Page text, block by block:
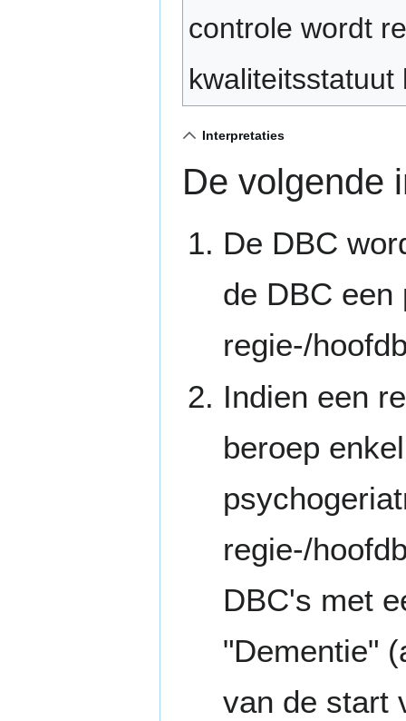
controle wordt
Interpretaties
De volgende
De DBC
de DBC een
regie-/
Indien een
beroep
regie-/
DBC's met
"Dementie"
van de start